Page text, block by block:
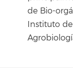
de Bio-
Instituto